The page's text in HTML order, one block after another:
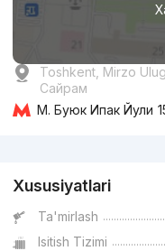
Toshkent, Mirzo
Сайрам
М. Буюк Ипак Йули
Xususiyatlari
Ta'mirlash
Isitish Tizimi